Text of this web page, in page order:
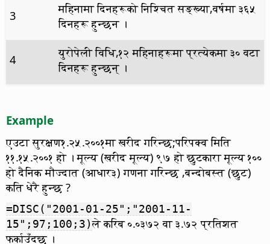
3
महिनामा दिनहरूको निश्चित सङ्ख्या,वर्षमा ३६५
दिनहरू हुन्छन ।
4
युरोपेली विधि,१२ महिनाहरूमा प्रत्येकमा ३० वटा
दिनहरू हुन्छन् ।
Example
एउटा सुरक्षण१.२५.२००१मा खरीद गरिन्छ;परिपक्व मिति
११.१५.२००१ हो । मूल्य (खरीद मूल्य) ९७ हो छुटकारा मूल्य १००
हो दैनिक मौज्दात (आधार३) गणना गरिन्छ ,बन्दोबस्त (छुट)
कति धेरै हुन्छ ?
=DISC("2001-01-25";"2001-11-
15";97;100;3)ले करिब ०.०३७२ वा ३.७२ प्रतिशत
फर्काउँदछ ।